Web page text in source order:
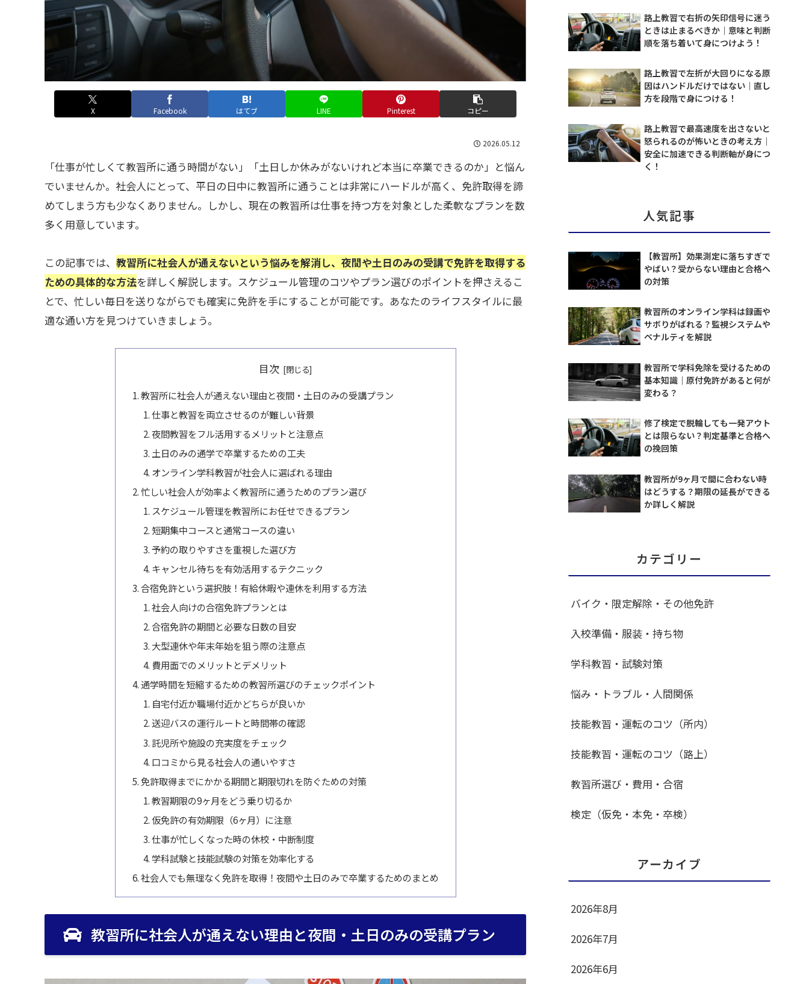
X Facebook はてブ LINE Pinterest コピー
2026.05.12
「仕事が忙しくて教習所に通う時間がない」「土日しか休みがないけれど本当に卒業できるのか」と悩ん
でいませんか。社会人にとって、平日の日中に教習所に通うことは非常にハードルが高く、免許取得を諦
めてしまう方も少なくありません。しかし、現在の教習所は仕事を持つ方を対象とした柔軟なプランを数
多く用意しています。
この記事では、 教習所に社会人が通えないという悩みを解消し、夜間や土日のみの受講で免許を取得する
ための具体的な方法を詳しく解説します。スケジュール管理のコツやプラン選びのポイントを押さえるこ
とで、忙しい毎日を送りながらでも確実に免許を手にすることが可能です。あなたのライフスタイルに最
適な通い方を見つけていきましょう。
目次
教習所に社会人が通えない理由と夜間・土日のみの受講プラン
仕事と教習を両立させるのが難しい背景
夜間教習をフル活用するメリットと注意点
土日のみの通学で卒業するための工夫
オンライン学科教習が社会人に選ばれる理由
忙しい社会人が効率よく教習所に通うためのプラン選び
スケジュール管理を教習所にお任せできるプラン
短期集中コースと通常コースの違い
予約の取りやすさを重視した選び方
キャンセル待ちを有効活用するテクニック
合宿免許という選択肢！有給休暇や連休を利用する方法
社会人向けの合宿免許プランとは
合宿免許の期間と必要な日数の目安
大型連休や年末年始を狙う際の注意点
費用面でのメリットとデメリット
通学時間を短縮するための教習所選びのチェックポイント
自宅付近か職場付近かどちらが良いか
送迎バスの運行ルートと時間帯の確認
託児所や施設の充実度をチェック
口コミから見る社会人の通いやすさ
免許取得までにかかる期間と期限切れを防ぐための対策
教習期限の9ヶ月をどう乗り切るか
仮免許の有効期限（6ヶ月）に注意
仕事が忙しくなった時の休校・中断制度
学科試験と技能試験の対策を効率化する
社会人でも無理なく免許を取得！夜間や土日のみで卒業するためのまとめ
教習所に社会人が通えない理由と夜間・土日のみの受講プラン
路上教習で右折の矢印信号に迷う
ときは止まるべきか｜意味と判断
順を落ち着いて身につけよう！
路上教習で左折が大回りになる原
因はハンドルだけではない｜直し
方を段階で身につける！
路上教習で最高速度を出さないと
怒られるのが怖いときの考え方｜
安全に加速できる判断軸が身につ
く！
人気記事
【教習所】効果測定に落ちすぎで
やばい？受からない理由と合格へ
の対策
教習所のオンライン学科は録画や
サボりがばれる？監視システムや
ペナルティを解説
教習所で学科免除を受けるための
基本知識｜原付免許があると何が
変わる？
修了検定で脱輪しても一発アウト
とは限らない？判定基準と合格へ
の挽回策
教習所が9ヶ月で間に合わない時
はどうする？期限の延長ができる
か詳しく解説
カテゴリー
バイク・限定解除・その他免許
入校準備・服装・持ち物
学科教習・試験対策
悩み・トラブル・人間関係
技能教習・運転のコツ（所内）
技能教習・運転のコツ（路上）
教習所選び・費用・合宿
検定（仮免・本免・卒検）
アーカイブ
2026年8月
2026年7月
2026年6月